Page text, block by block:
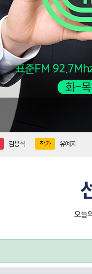
아
김용석 작가 유예지
오늘